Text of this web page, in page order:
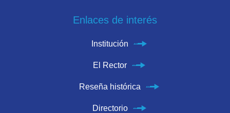
Enlaces de interés
Institución
El Rector
Reseña histórica
Directorio